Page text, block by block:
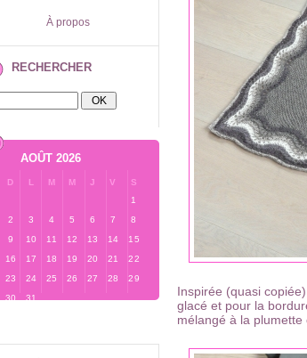
À propos
RECHERCHER
AOÛT 2026
D L M M J V
S
1
2
3 4 5 6 7
8
9
10 11 12 13 14
15
16
17 18 19 20 21
22
23
24 25 26 27 28
29
30
31 Inspirée (quasi
glacé et pour la
mélangé à la plumette